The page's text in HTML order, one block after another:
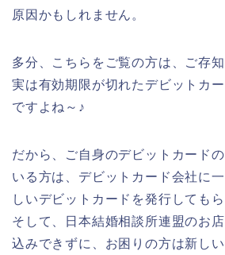
原因かもしれません。
多分、こちらをご覧の方は、ご存
実は有効期限が切れたデビットカ
ですよね～♪
だから、ご自身のデビットカード
いる方は、デビットカード会社に
しいデビットカードを発行しても
そして、日本結婚相談所連盟のお
込みできずに、お困りの方は新し